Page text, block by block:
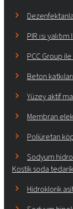
PIR ısı
PCC Group
Beton
Yüzey aktif
Membran
Poliüretan
Sodyum
Kostik soda
Hidroklorik